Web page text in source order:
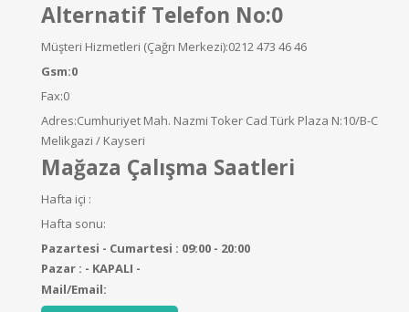
Alternatif Telefon No:0
Müşteri Hizmetleri (Çağrı Merkezi):0212 473 46 46
Gsm:0
Fax:0
Adres:Cumhuriyet Mah. Nazmi Toker Cad Türk Plaza N:10/B-C
Melikgazi / Kayseri
Mağaza Çalışma Saatleri
Hafta içi :
Hafta sonu:
Pazartesi - Cumartesi : 09:00 - 20:00
Pazar : - KAPALI -
Mail/Email: